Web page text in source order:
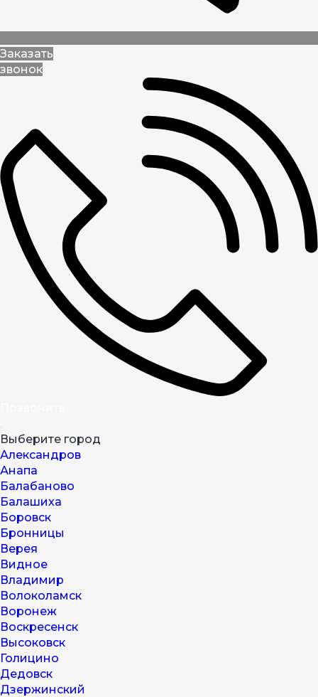
Заказать
звонок
Выберите город
Александров
Анапа
Балабаново
Балашиха
Боровск
Бронницы
Верея
Видное
Владимир
Волоколамск
Воронеж
Воскресенск
Высоковск
Голицино
Дедовск
Дзержинский